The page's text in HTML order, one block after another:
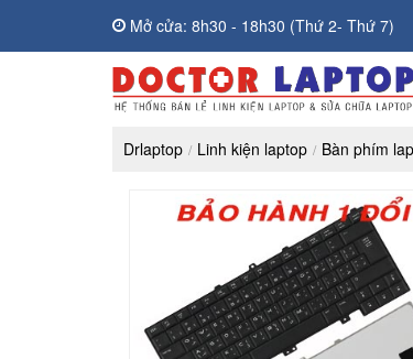
Mở cửa: 8h30 - 18h30 (Thứ 2- Thứ 7)
Drlaptop Linh kiện laptop Bàn phím